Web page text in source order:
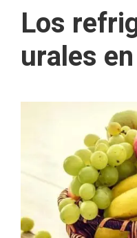
Los
urales